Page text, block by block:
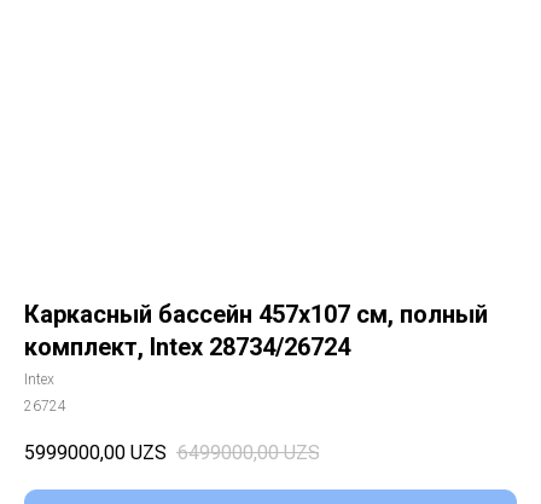
Каркасный бассейн 457х107 cм, полный
комплект, Intex 28734/26724
Intex
26724
5999000,00 UZS 6499000,00 UZS